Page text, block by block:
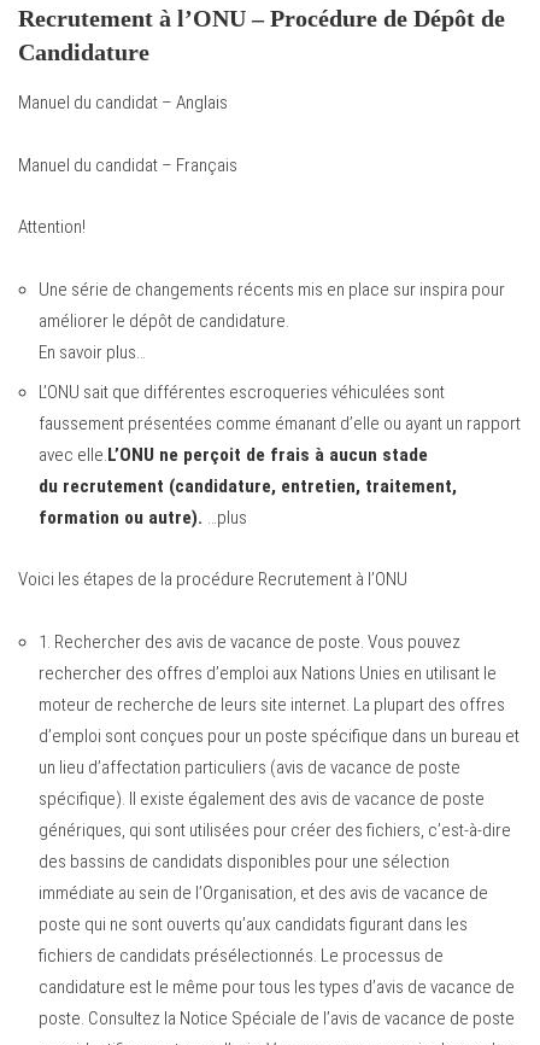
Recrutement à l’ONU – Procédure de Dépôt de
Candidature
Manuel du candidat – Anglais
Manuel du candidat – Français
Attention!
Une série de changements récents mis en place sur inspira pour
améliorer le dépôt de candidature.
En savoir plus…
L’ONU sait que différentes escroqueries véhiculées sont
faussement présentées comme émanant d’elle ou ayant un rapport
avec elle.L’ONU ne perçoit de frais à aucun stade
du recrutement (candidature, entretien, traitement,
formation ou autre). …plus
Voici les étapes de la procédure Recrutement à l’ONU
1. Rechercher des avis de vacance de poste. Vous pouvez
rechercher des offres d’emploi aux Nations Unies en utilisant le
moteur de recherche de leurs site internet. La plupart des offres
d’emploi sont conçues pour un poste spécifique dans un bureau et
un lieu d’affectation particuliers (avis de vacance de poste
spécifique). Il existe également des avis de vacance de poste
génériques, qui sont utilisées pour créer des fichiers, c’est-à-dire
des bassins de candidats disponibles pour une sélection
immédiate au sein de l’Organisation, et des avis de vacance de
poste qui ne sont ouverts qu’aux candidats figurant dans les
fichiers de candidats présélectionnés. Le processus de
candidature est le même pour tous les types d’avis de vacance de
poste. Consultez la Notice Spéciale de l’avis de vacance de poste